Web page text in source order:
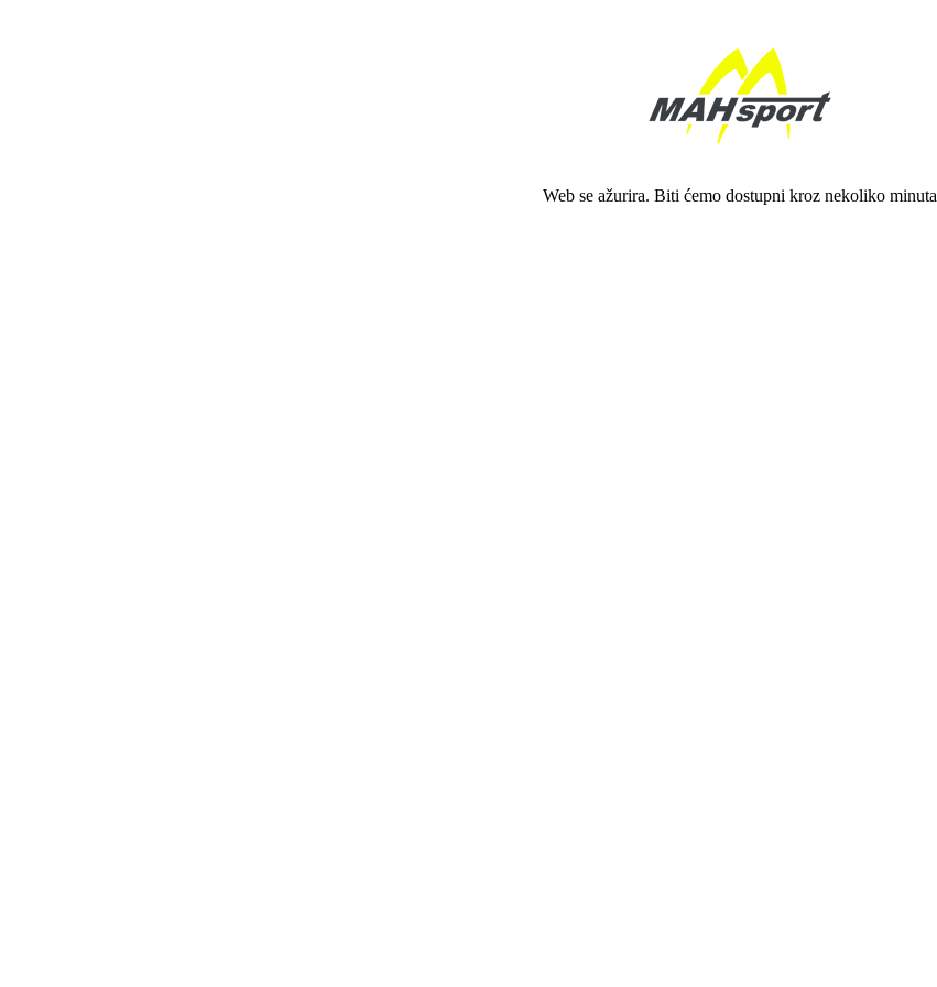
Web se ažurira. Biti ćemo dostupni kroz nekoliko minuta